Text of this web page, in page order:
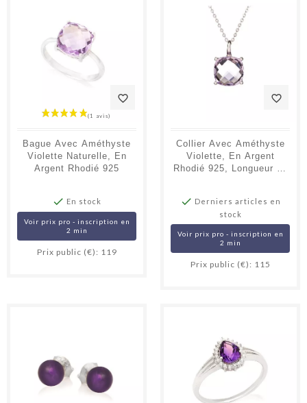
favorite_border
Bague Avec Améthyste
Violette Naturelle, En
Argent Rhodié 925
 En stock
Voir prix pro - inscription en
2 min
Prix public (€): 119
favorite_border
Collier Avec Améthyste
Violette, En Argent
Rhodié 925, Longueur 42
 Derniers articles en
stock
Voir prix pro - inscription en
2 min
Prix public (€): 115